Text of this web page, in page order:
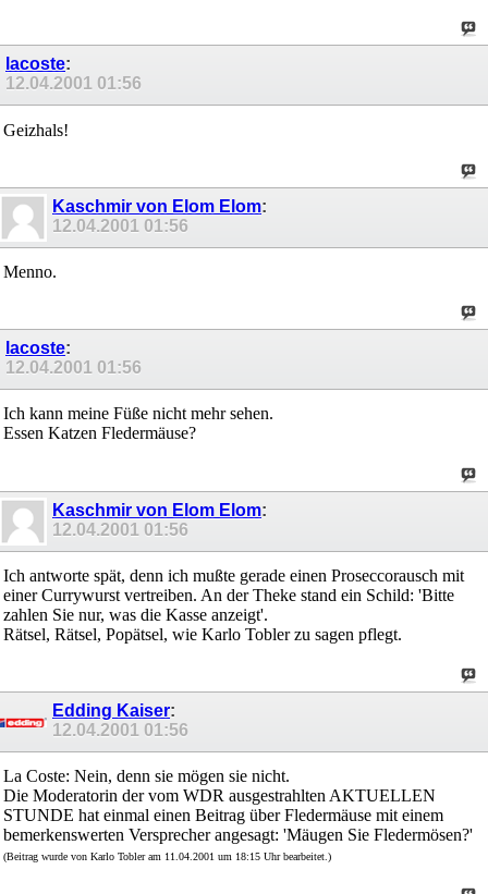
lacoste:
12.04.2001 01:56
Geizhals!
Kaschmir von Elom Elom:
12.04.2001 01:56
Menno.
lacoste:
12.04.2001 01:56
Ich kann meine Füße nicht mehr sehen.
Essen Katzen Fledermäuse?
Kaschmir von Elom Elom:
12.04.2001 01:56
Ich antworte spät, denn ich mußte gerade einen Proseccorausch mit
einer Currywurst vertreiben. An der Theke stand ein Schild: 'Bitte
zahlen Sie nur, was die Kasse anzeigt'.
Rätsel, Rätsel, Popätsel, wie Karlo Tobler zu sagen pflegt.
Edding Kaiser:
12.04.2001 01:56
La Coste: Nein, denn sie mögen sie nicht.
Die Moderatorin der vom WDR ausgestrahlten AKTUELLEN
STUNDE hat einmal einen Beitrag über Fledermäuse mit einem
bemerkenswerten Versprecher angesagt: 'Mäugen Sie Fledermösen?'
(Beitrag wurde von Karlo Tobler am 11.04.2001 um 18:15 Uhr bearbeitet.)